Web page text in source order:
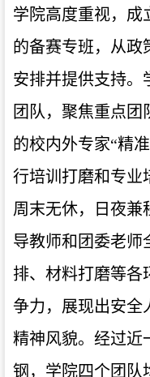
学院高度重视， 成
的备赛专班， 从政
安排并提供支持。
团队， 聚焦重点团
的校内外专家“精
行培训打磨和专业
周末无休，日夜兼
导教师和团委老师
排、材料打磨等各
争力，展现出安全
精神风貌。经过近
钢，学院四个团队